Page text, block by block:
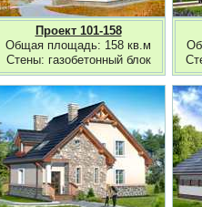
Проект 101-158
Общая площадь: 158 кв.м
Стены: газобетонный блок